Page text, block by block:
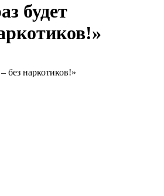
будет
без наркотиков!»